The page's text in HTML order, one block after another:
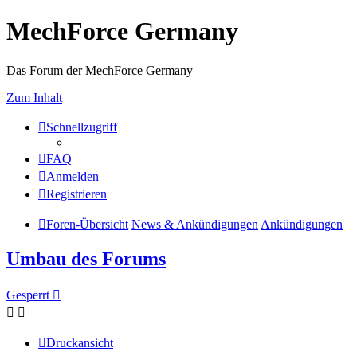
MechForce Germany
Das Forum der MechForce Germany
Zum Inhalt
Schnellzugriff
FAQ
Anmelden
Registrieren
Foren-Übersicht News & Ankündigungen Ankündigungen
Umbau des Forums
Gesperrt
Druckansicht